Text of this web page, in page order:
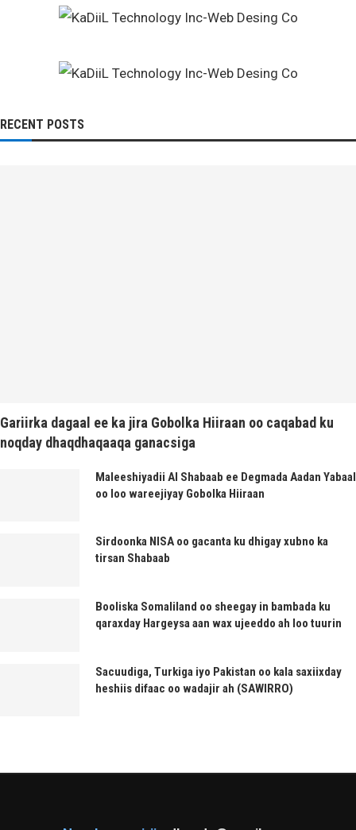
RECENT POSTS
Gariirka dagaal ee ka jira Gobolka Hiiraan oo caqabad ku
noqday dhaqdhaqaaqa ganacsiga
Maleeshiyadii Al Shabaab ee Degmada Aadan Yabaal
oo loo wareejiyay Gobolka Hiiraan
Sirdoonka NISA oo gacanta ku dhigay xubno ka
tirsan Shabaab
Booliska Somaliland oo sheegay in bambada ku
qaraxday Hargeysa aan wax ujeeddo ah loo tuurin
Sacuudiga, Turkiga iyo Pakistan oo kala saxiixday
heshiis difaac oo wadajir ah (SAWIRRO)